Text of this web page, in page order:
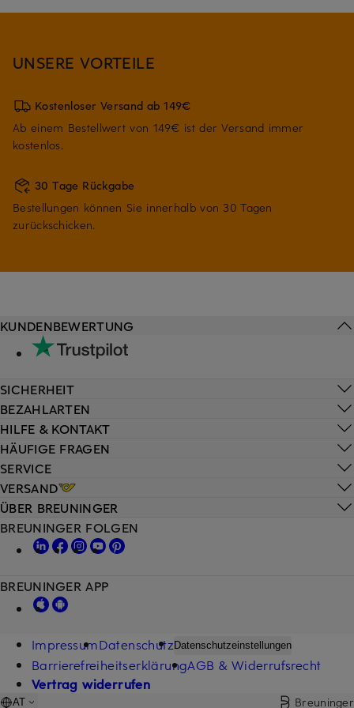
UNSERE VORTEILE
Kostenloser Versand ab 149€
Ab einem Bestellwert von 149€ ist der Versand immer
kostenlos.
30 Tage Rückgabe
Bestellungen können Sie innerhalb von 30 Tagen
zurückschicken.
HILFE & KONTAKT
HÄUFIGE FRAGEN
SERVICE
VERSAND
KUNDENBEWERTUNG
SICHERHEIT
BEZAHLARTEN
ÜBER BREUNINGER
BREUNINGER FOLGEN
BREUNINGER APP
ImpressumDatenschutz Datenschutzeinstellungen
BarrierefreiheitserklärungAGB & Widerrufsrecht
Vertrag widerrufen
AT Breuninger